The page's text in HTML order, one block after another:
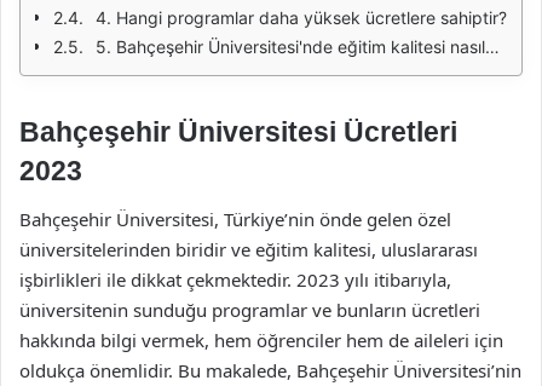
4. Hangi programlar daha yüksek ücretlere sahiptir?
5. Bahçeşehir Üniversitesi'nde eğitim kalitesi nasıldır?
Bahçeşehir Üniversitesi Ücretleri
2023
Bahçeşehir Üniversitesi, Türkiye’nin önde gelen özel
üniversitelerinden biridir ve eğitim kalitesi, uluslararası
işbirlikleri ile dikkat çekmektedir. 2023 yılı itibarıyla,
üniversitenin sunduğu programlar ve bunların ücretleri
hakkında bilgi vermek, hem öğrenciler hem de aileleri için
oldukça önemlidir. Bu makalede, Bahçeşehir Üniversitesi’nin